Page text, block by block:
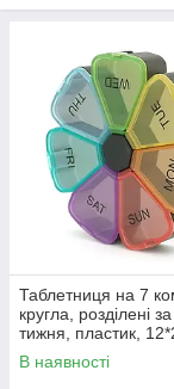
Таблетниця на 7
кругла, розділені
тижня, пластик,
Black
В наявності